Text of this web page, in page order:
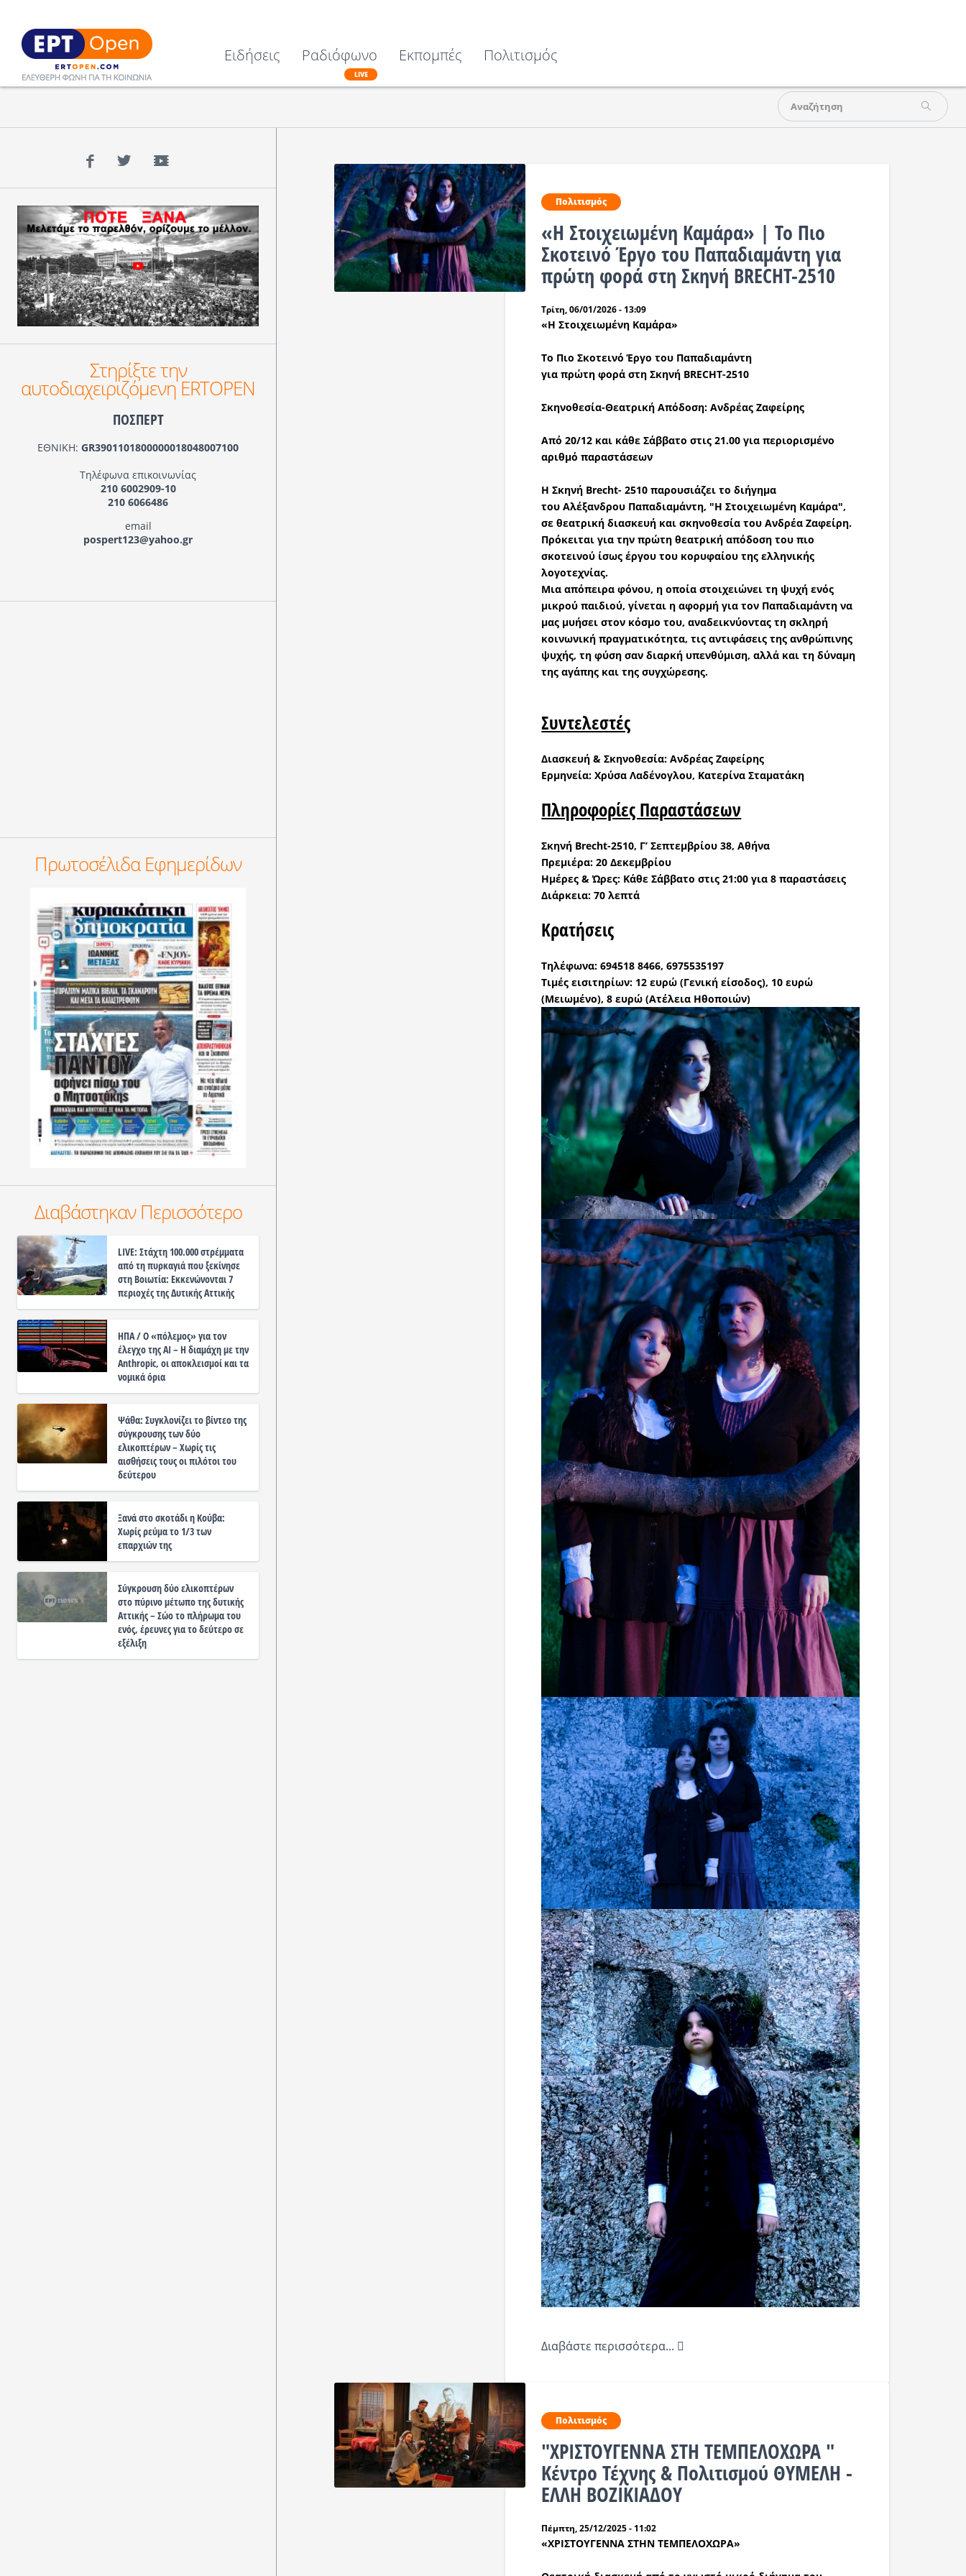
Ειδήσεις Ραδιόφωνο
LIVE
Εκπομπές Πολιτισμός
Πολιτισμός
«Η Στοιχειωμένη Καμάρα» | Το Πιο
Σκοτεινό Έργο του Παπαδιαμάντη για
πρώτη φορά στη Σκηνή BRECHT-2510
Τρίτη, 06/01/2026 - 13:09
«Η Στοιχειωμένη Καμάρα»
Το Πιο Σκοτεινό Έργο του Παπαδιαμάντη
για πρώτη φορά στη Σκηνή BRECHT-2510
Σκηνοθεσία-Θεατρική Απόδοση: Ανδρέας Ζαφείρης
Από 20/12 και κάθε Σάββατο στις 21.00 για περιορισμένο
αριθμό παραστάσεων
ΗΣκηνή Brecht- 2510 παρουσιάζει το διήγημα
τουΑλέξανδρου Παπαδιαμάντη, "Η Στοιχειωμένη Καμάρα",
σε θεατρική διασκευή και σκηνοθεσία τουΑνδρέα Ζαφείρη.
Πρόκειται για τηνπρώτη θεατρική απόδοση του πιο
σκοτεινού ίσως έργου του κορυφαίου της ελληνικής
λογοτεχνίας.
Μιααπόπειρα φόνου, η οποία στοιχειώνει τη ψυχή ενός
μικρού παιδιού, γίνεται η αφορμή για τον Παπαδιαμάντη να
μας μυήσει στον κόσμο του, αναδεικνύοντας τη σκληρή
κοινωνική πραγματικότητα, τις αντιφάσεις της ανθρώπινης
ψυχής, τη φύση σαν διαρκή υπενθύμιση, αλλά και τη δύναμη
της αγάπης και της συγχώρεσης.
Συντελεστές
Διασκευή & Σκηνοθεσία: Ανδρέας Ζαφείρης
Ερμηνεία: Χρύσα Λαδένογλου, Κατερίνα Σταματάκη
Πληροφορίες Παραστάσεων
Σκηνή Brecht-2510, Γ’ Σεπτεμβρίου 38, Αθήνα
Πρεμιέρα: 20 Δεκεμβρίου
Ημέρες & Ώρες: ΚάθεΣάββατο στις21:00 για8 παραστάσεις
Διάρκεια: 70 λεπτά
Κρατήσεις
Τηλέφωνα: 694518 8466, 6975535197
Τιμές εισιτηρίων: 12 ευρώ (Γενική είσοδος), 10 ευρώ
(Μειωμένο), 8 ευρώ (Ατέλεια Ηθοποιών)
Διαβάστε περισσότερα...
Πολιτισμός
"ΧΡΙΣΤΟΥΓΕΝΝΑ ΣΤΗ ΤΕΜΠΕΛΟΧΩΡΑ "
Κέντρο Τέχνης & Πολιτισμού ΘΥΜΕΛΗ -
ΕΛΛΗ ΒΟΖΙΚΙΑΔΟΥ
Πέμπτη, 25/12/2025 - 11:02
«ΧΡΙΣΤΟΥΓΕΝΝΑΣΤΗΝΤΕΜΠΕΛΟΧΩΡΑ»
Facebook
TwitterYouTube
Στηρίξτε την
αυτοδιαχειριζόμενη ERTOPEN
ΠΟΣΠΕΡΤ
ΕΘΝΙΚΗ: GR3901101800000018048007100
Τηλέφωνα επικοινωνίας
210 6002909-10
210 6066486
email
pospert123@yahoo.gr
Πρωτοσέλιδα Εφημερίδων
Διαβάστηκαν Περισσότερο
LIVE: Στάχτη 100.000 στρέμματα
από τη πυρκαγιά που ξεκίνησε
στη Βοιωτία: Εκκενώνονται 7
περιοχές της Δυτικής Αττικής
ΗΠΑ / Ο «πόλεμος» για τον
έλεγχο της ΑΙ – Η διαμάχη με την
Anthropic, οι αποκλεισμοί και τα
νομικά όρια
Ψάθα: Συγκλονίζει το βίντεο της
σύγκρουσης των δύο
ελικοπτέρων – Χωρίς τις
αισθήσεις τους οι πιλότοι του
δεύτερου
Ξανά στο σκοτάδι η Κούβα:
Χωρίς ρεύμα το 1/3 των
επαρχιών της
Σύγκρουση δύο ελικοπτέρων
στο πύρινο μέτωπο της δυτικής
Αττικής – Σώο το πλήρωμα του
ενός, έρευνες για το δεύτερο σε
εξέλιξη